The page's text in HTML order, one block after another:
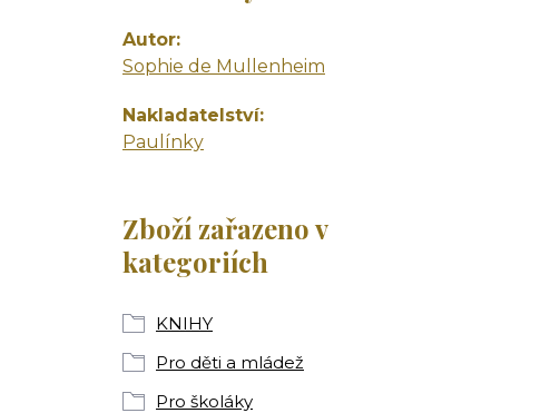
Autor
Sophie de Mullenheim
Nakladatelství
Paulínky
Zboží zařazeno v
kategoriích
KNIHY
Pro děti a mládež
Pro školáky